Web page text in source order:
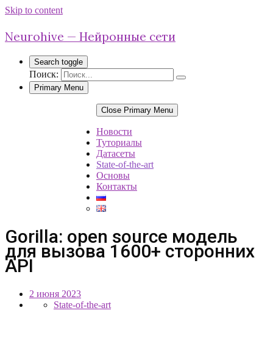
Skip to content
Neurohive — Нейронные сети
Search toggle
Поиск:
Primary Menu
Close Primary Menu
Новости
Туториалы
Датасеты
State-of-the-art
Основы
Контакты
Gorilla: open source модель
для вызова 1600+ сторонних
API
2 июня 2023
State-of-the-art